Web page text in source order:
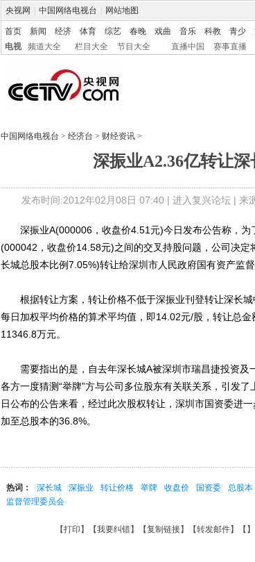
央视网 中国网络电视台 网站地图
首页 新闻 经济 体育 综艺 春晚 戏曲 音乐 科教 青少
电视
频道大全 栏目大全 节目大全 直播中国 赛事直播
中国网络电视台 > 经济台 > 财经资讯 >
深振业A2.36亿转让深
发布时间:2012年02月08日 07:40 | 进入复兴论坛| 来
深振业A(000006，收盘价4.51元)今日发布公告称，为
(000042，收盘价14.58元)之间的交叉持股问题，公司决
长城总股本比例7.05%)转让给深圳市人民政府国有资产监
根据转让方案，转让价格不低于深振业刊登转让深长城
每日加权平均价格的算术平均值，即14.02元/股，转让总
11346.8万元。
需要指出的是，自去年深长城A被深圳市瑞昌捷投资及
各方一度猜测“举牌”方与公司多位股东有关联关系，引发
日公布的公告来看，经过此次股权转让，深圳市国资委进
加至总股本的36.8%。
热词： 深长城 深振业 转让价格 举牌 收盘价 国资委 总股本
监督管理委员会
【打印 】【我要纠错】【复制链接】【转发邮件】【 】